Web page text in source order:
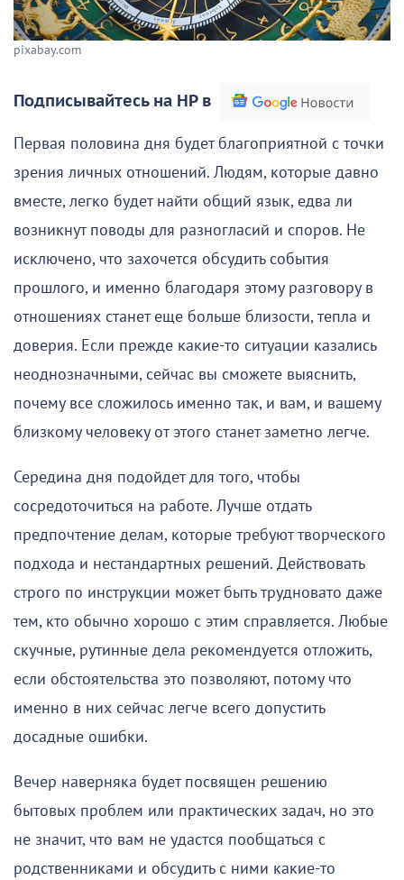
pixabay.com
Подписывайтесь на НР в
Первая половина дня будет благоприятной с точки
зрения личных отношений. Людям, которые давно
вместе, легко будет найти общий язык, едва ли
возникнут поводы для разногласий и споров. Не
исключено, что захочется обсудить события
прошлого, и именно благодаря этому разговору в
отношениях станет еще больше близости, тепла и
доверия. Если прежде какие-то ситуации казались
неоднозначными, сейчас вы сможете выяснить,
почему все сложилось именно так, и вам, и вашему
близкому человеку от этого станет заметно легче.
Середина дня подойдет для того, чтобы
сосредоточиться на работе. Лучше отдать
предпочтение делам, которые требуют творческого
подхода и нестандартных решений. Действовать
строго по инструкции может быть трудновато даже
тем, кто обычно хорошо с этим справляется. Любые
скучные, рутинные дела рекомендуется отложить,
если обстоятельства это позволяют, потому что
именно в них сейчас легче всего допустить
досадные ошибки.
Вечер наверняка будет посвящен решению
бытовых проблем или практических задач, но это
не значит, что вам не удастся пообщаться с
родственниками и обсудить с ними какие-то